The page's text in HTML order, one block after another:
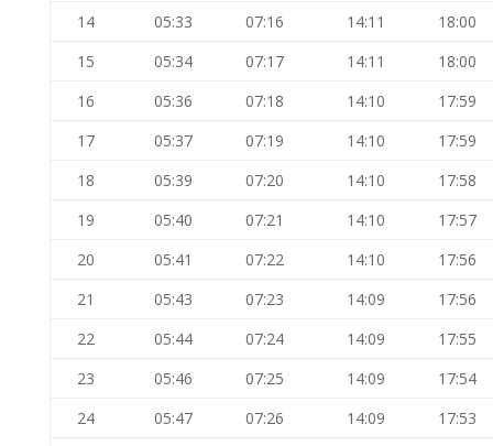
14
05:33 07:16 14:11
18:00
15
05:34 07:17 14:11
18:00
16
05:36 07:18 14:10
17:59
17
05:37 07:19 14:10
17:59
18
05:39 07:20 14:10
17:58
19
05:40 07:21 14:10
17:57
20
05:41 07:22 14:10
17:56
21
05:43 07:23 14:09
17:56
22
05:44 07:24 14:09
17:55
23
05:46 07:25 14:09
17:54
24
05:47 07:26 14:09
17:53